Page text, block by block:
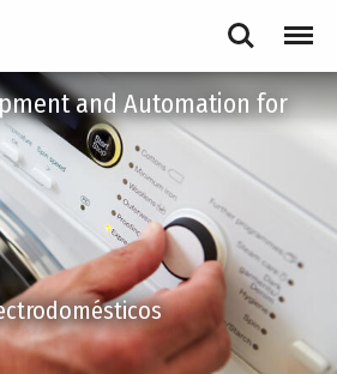
Search Menu
and Automation for